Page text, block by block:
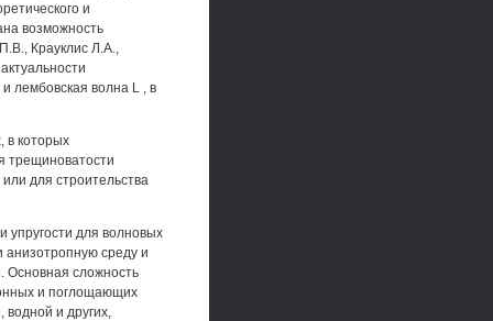
и
возможность
Крауклис Л.А.,
лембовская волна L , в
в которых
трещиноватости
для строительства
упругости для волновых
среду и
сложность
и поглощающих
и других,